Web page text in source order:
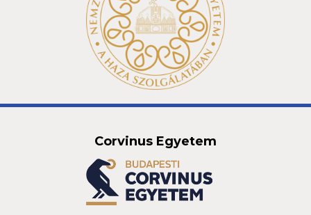
Corvinus Egyetem